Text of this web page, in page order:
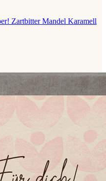
Zartbitter Mandel Karamell